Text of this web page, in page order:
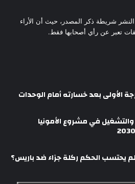
النشر شريطة ذكر المصدر، حيث أن الأراء
تعبر عن رأي أصحابها فقط.
الأولى بعد خسارته أمام الوحدات
والتشغيل في مشروع الأمونيا
يحتسب الحكم ركلة جزاء ضد باريس؟